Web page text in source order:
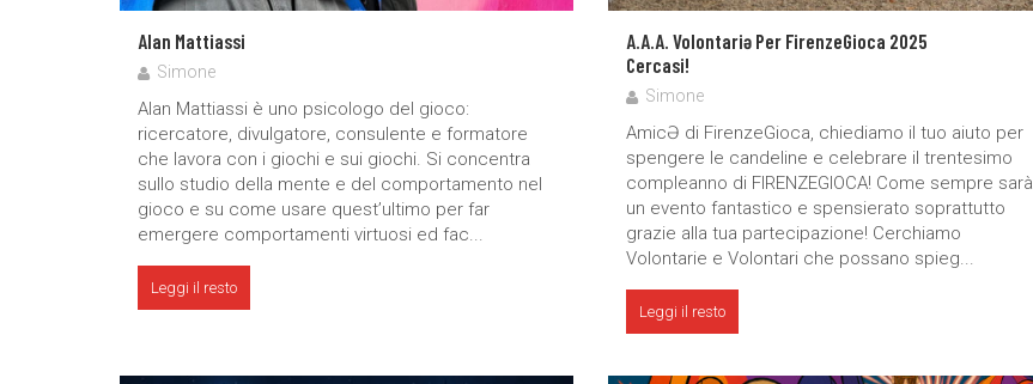
Alan Mattiassi
Simone
Alan Mattiassi è uno psicologo del gioco:
ricercatore, divulgatore, consulente e formatore
che lavora con i giochi e sui giochi. Si concentra
sullo studio della mente e del comportamento nel
gioco e su come usare quest’ultimo per far
emergere comportamenti virtuosi ed fac...
Leggi il resto
A.A.A. Volontariə Per FirenzeGioca 2025
Cercasi!
Simone
AmicƏ di FirenzeGioca, chiediamo il tuo aiuto per
spengere le candeline e celebrare il trentesimo
compleanno di FIRENZEGIOCA! Come sempre sarà
un evento fantastico e spensierato soprattutto
grazie alla tua partecipazione! Cerchiamo
Volontarie e Volontari che possano spieg...
Leggi il resto